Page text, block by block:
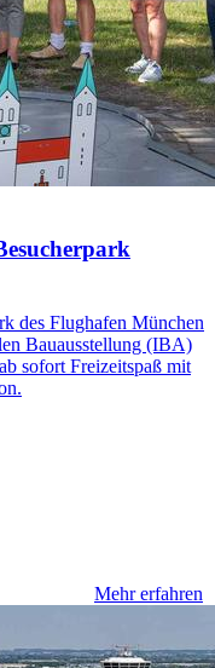
des Flughafen München
Bauausstellung (IBA)
sofort Freizeitspaß mit
Mehr erfahren